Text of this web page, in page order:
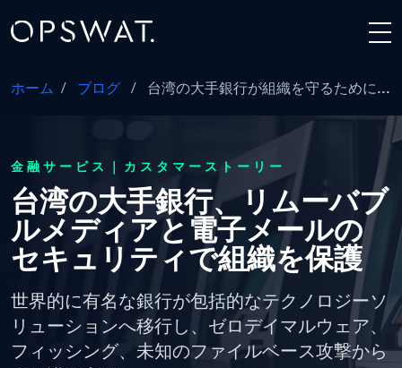
ホーム / ブログ / 台湾の大手銀行が組織を守るために...
金融サービス｜カスタマーストーリー
台湾の大手銀行、リムーバブ
ルメディアと電子メールの
セキュリティで組織を保護
世界的に有名な銀行が包括的なテクノロジーソ
リューションへ移行し、ゼロデイマルウェア、
フィッシング、未知のファイルベース攻撃から